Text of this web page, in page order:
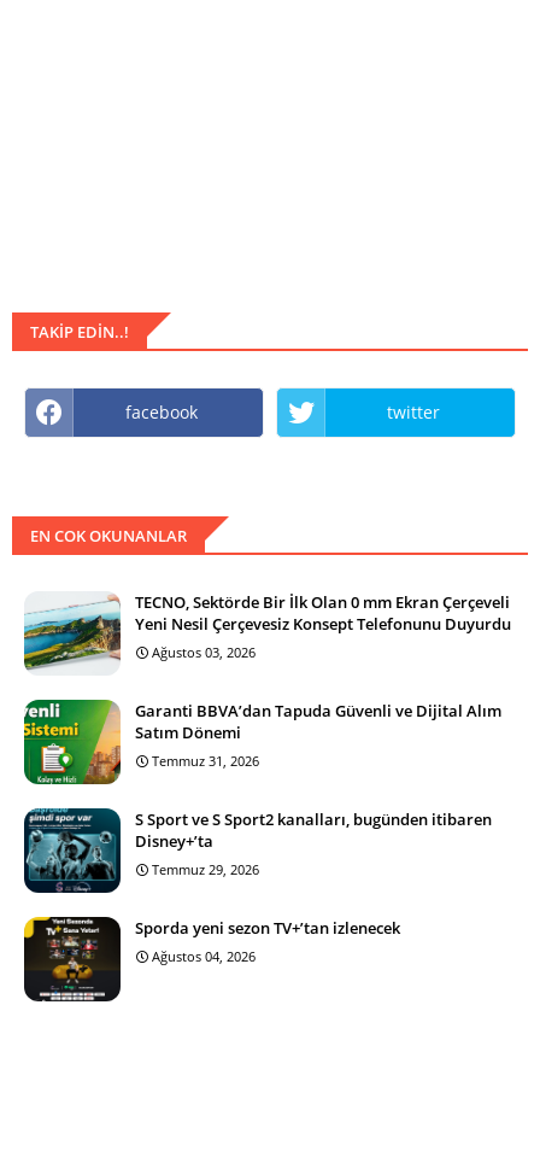
TAKIP EDIN..!
facebook twitter
EN COK OKUNANLAR
TECNO, Sektörde Bir İlk Olan 0 mm Ekran Çerçeveli
Yeni Nesil Çerçevesiz Konsept Telefonunu Duyurdu
Ağustos 03, 2026
Garanti BBVA’dan Tapuda Güvenli ve Dijital Alım
Satım Dönemi
Temmuz 31, 2026
S Sport ve S Sport2 kanalları, bugünden itibaren
Disney+’ta
Temmuz 29, 2026
Sporda yeni sezon TV+’tan izlenecek
Ağustos 04, 2026